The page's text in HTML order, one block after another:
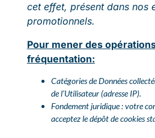
cet effet, présent dans nos
promotionnels.
Pour mener des
fréquentation:
Catégories de Données
de l’Utilisateur (adresse IP).
Fondement juridique : votre
acceptez le dépôt de cookies